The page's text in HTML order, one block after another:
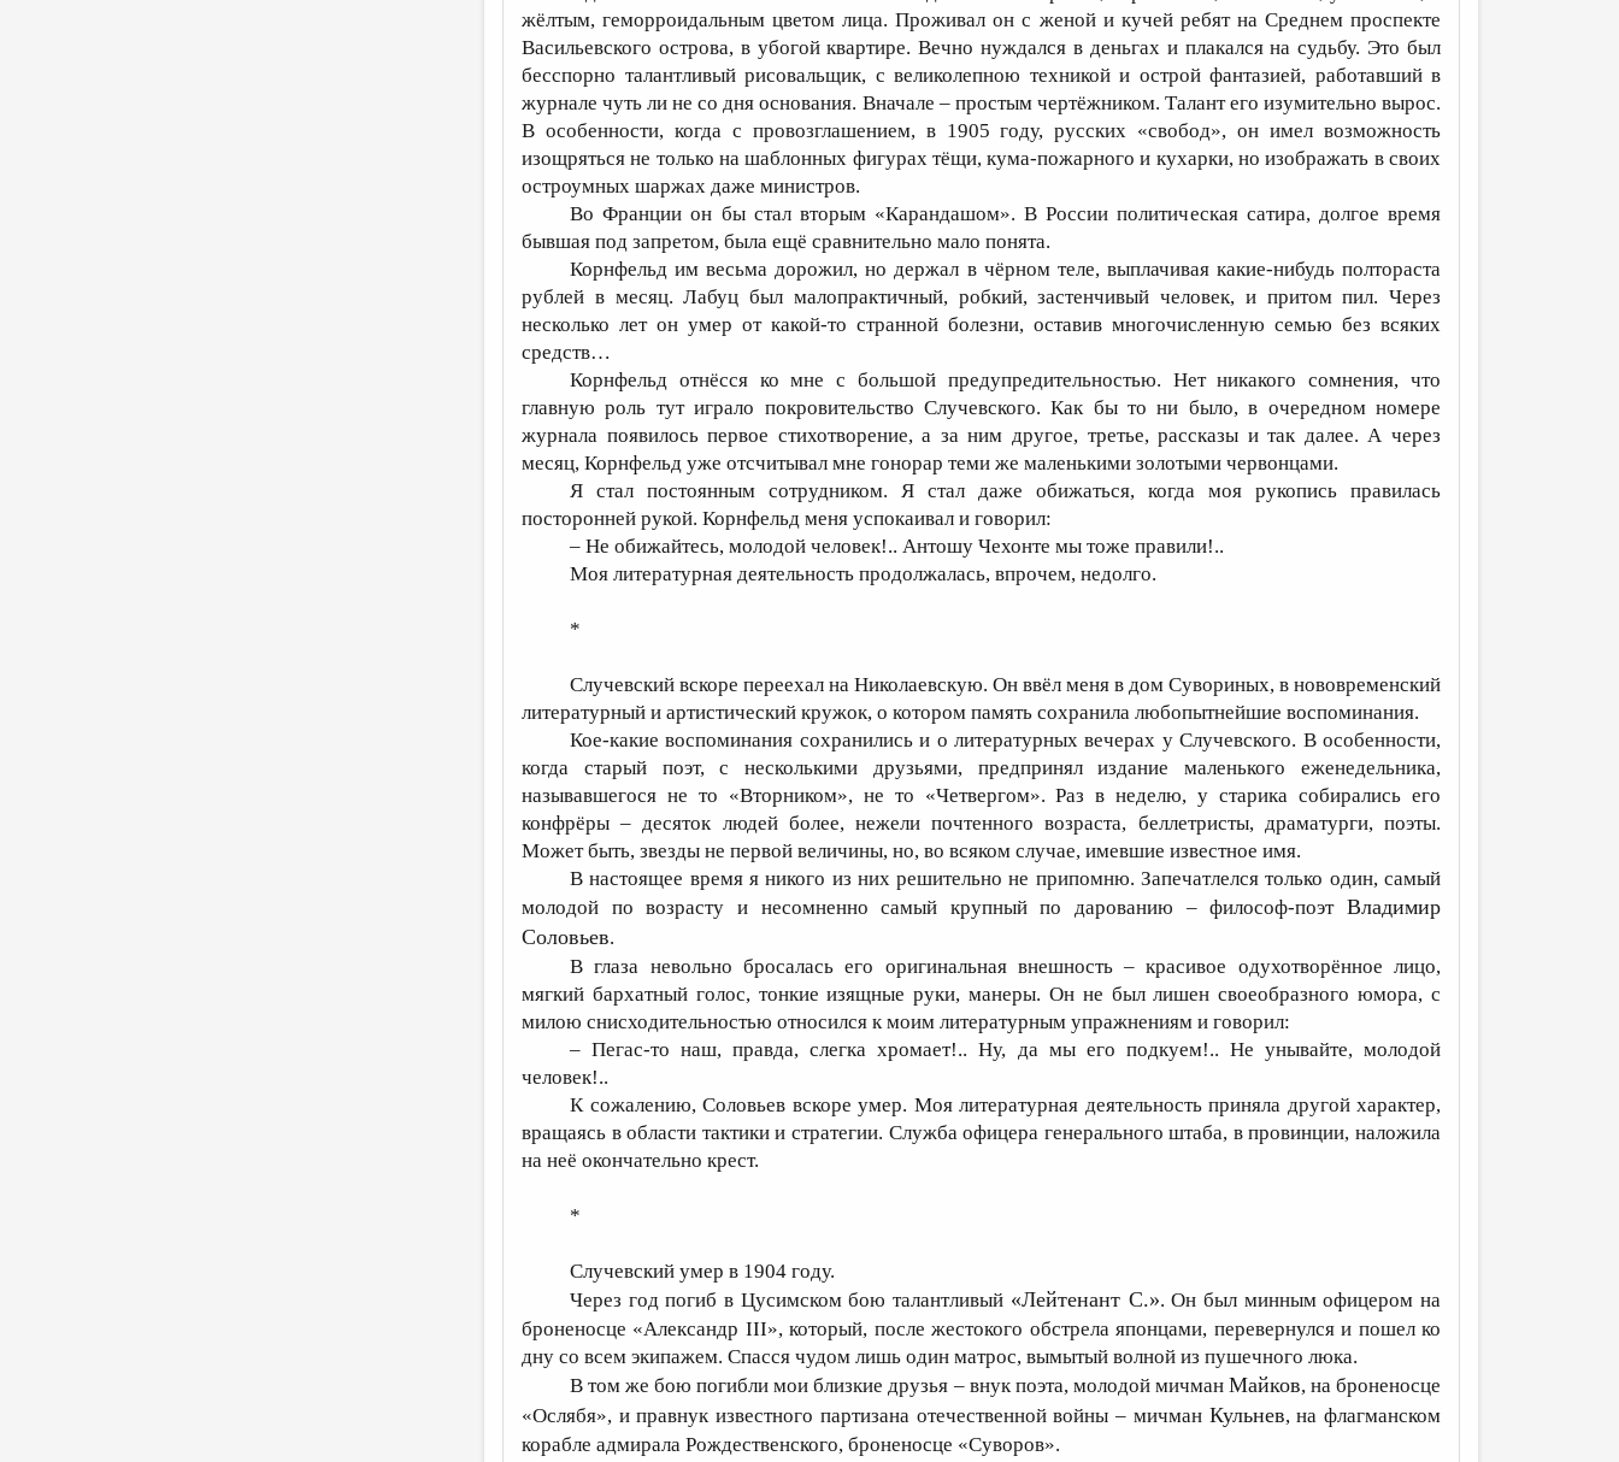
жёлтым, геморроидальным цветом лица. Проживал он с женой и кучей ребят на Среднем проспекте
Васильевского острова, в убогой квартире. Вечно нуждался в деньгах и плакался на судьбу. Это был
бесспорно талантливый рисовальщик, с великолепною техникой и острой фантазией, работавший в
журнале чуть ли не со дня основания. Вначале – простым чертёжником. Талант его изумительно вырос.
В особенности, когда с провозглашением, в 1905 году, русских «свобод», он имел возможность
изощряться не только на шаблонных фигурах тёщи, кума-пожарного и кухарки, но изображать в своих
остроумных шаржах даже министров.
Во Франции он бы стал вторым «Карандашом». В России политическая сатира, долгое время
бывшая под запретом, была ещё сравнительно мало понята.
Корнфельд им весьма дорожил, но держал в чёрном теле, выплачивая какие-нибудь полтораста
рублей в месяц. Лабуц был малопрактичный, робкий, застенчивый человек, и притом пил. Через
несколько лет он умер от какой-то странной болезни, оставив многочисленную семью без всяких
средств…
Корнфельд отнёсся ко мне с большой предупредительностью. Нет никакого сомнения, что
главную роль тут играло покровительство Случевского. Как бы то ни было, в очередном номере
журнала появилось первое стихотворение, а за ним другое, третье, рассказы и так далее. А через
месяц, Корнфельд уже отсчитывал мне гонорар теми же маленькими золотыми червонцами.
Я стал постоянным сотрудником. Я стал даже обижаться, когда моя рукопись правилась
посторонней рукой. Корнфельд меня успокаивал и говорил:
– Не обижайтесь, молодой человек!.. Антошу Чехонте мы тоже правили!..
Моя литературная деятельность продолжалась, впрочем, недолго.
*
Случевский вскоре переехал на Николаевскую. Он ввёл меня в дом Сувориных, в нововременский
литературный и артистический кружок, о котором память сохранила любопытнейшие воспоминания.
Кое-какие воспоминания сохранились и о литературных вечерах у Случевского. В особенности,
когда старый поэт, с несколькими друзьями, предпринял издание маленького еженедельника,
называвшегося не то «Вторником», не то «Четвергом». Раз в неделю, у старика собирались его
конфрёры – десяток людей более, нежели почтенного возраста, беллетристы, драматурги, поэты.
Может быть, звезды не первой величины, но, во всяком случае, имевшие известное имя.
В настоящее время я никого из них решительно не припомню. Запечатлелся только один, самый
молодой по возрасту и несомненно самый крупный по дарованию – философ-поэт Владимир
Соловьев.
В глаза невольно бросалась его оригинальная внешность – красивое одухотворённое лицо,
мягкий бархатный голос, тонкие изящные руки, манеры. Он не был лишен своеобразного юмора, с
милою снисходительностью относился к моим литературным упражнениям и говорил:
– Пегас-то наш, правда, слегка хромает!.. Ну, да мы его подкуем!.. Не унывайте, молодой
человек!..
К сожалению, Соловьев вскоре умер. Моя литературная деятельность приняла другой характер,
вращаясь в области тактики и стратегии. Служба офицера генерального штаба, в провинции, наложила
на неё окончательно крест.
*
Случевский умер в 1904 году.
Через год погиб в Цусимском бою талантливый «Лейтенант С.». Он был минным офицером на
броненосце «Александр III», который, после жестокого обстрела японцами, перевернулся и пошел ко
дну со всем экипажем. Спасся чудом лишь один матрос, вымытый волной из пушечного люка.
В том же бою погибли мои близкие друзья – внук поэта, молодой мичман Майков, на броненосце
«Ослябя», и правнук известного партизана отечественной войны – мичман Кульнев, на флагманском
корабле адмирала Рождественского, броненосце «Суворов».